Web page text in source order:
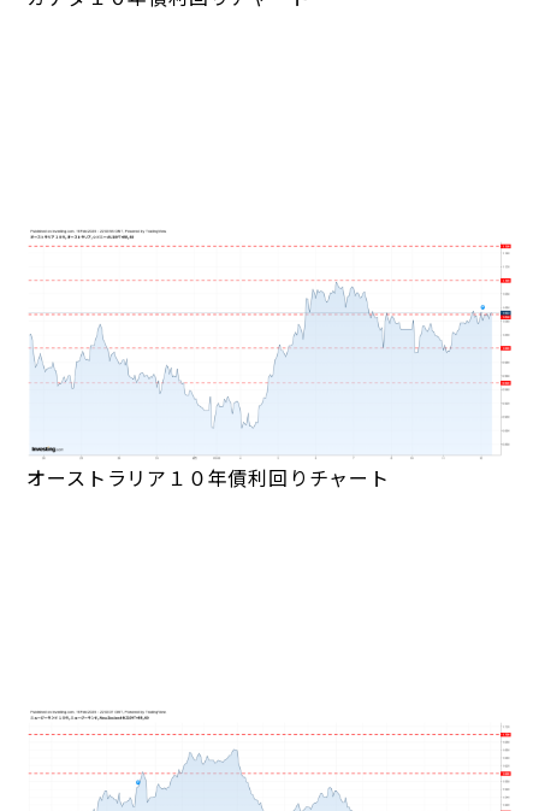
オーストラリア１０年債利回りチャート